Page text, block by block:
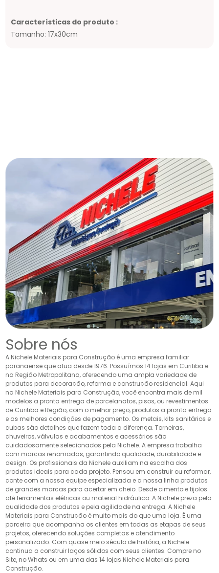
Características do produto :
Tamanho: 17x30cm
Sobre nós
A Nichele Materiais para Construção é uma empresa familiar
paranaense que atua desde 1976. Possuímos 14 lojas em Curitiba e
na Região Metropolitana, oferecendo uma ampla variedade de
produtos para decoração, reforma e construção residencial. Aqui
na Nichele Materiais para Construção, você encontra mais de mil
modelos a pronta entrega de porcelanatos, pisos, ou revestimentos
de Curitiba e Região, com o melhor preço, produtos a pronta entrega
e as melhores condições de pagamento. Os metais, kits sanitários e
cubas são detalhes que fazem toda a diferença. Torneiras,
chuveiros, válvulas e acabamentos e acessórios são
cuidadosamente selecionados pela Nichele. A empresa trabalha
com marcas renomadas, garantindo qualidade, durabilidade e
design. Os profissionais da Nichele auxiliam na escolha dos
produtos ideais para cada projeto. Pensou em construir ou reformar,
conte com a nossa equipe especializada e a nossa linha produtos
de grandes marcas para acertar em cheio. Desde cimento e tijolos
até ferramentas elétricas ou material hidráulico. A Nichele preza pela
qualidade dos produtos e pela agilidade na entrega. A Nichele
Materiais para Construção é muito mais do que uma loja. É uma
parceira que acompanha os clientes em todas as etapas de seus
projetos, oferecendo soluções completas e atendimento
personalizado. Com quase meio século de história, a Nichele
continua a construir laços sólidos com seus clientes. Compre no
Site, no Whats ou em uma das 14 lojas Nichele Materiais para
Construção.